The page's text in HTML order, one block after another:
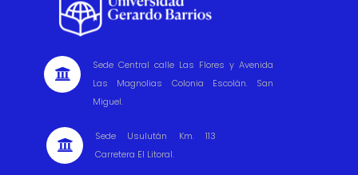

Sede Central calle Las Flores y Avenida
Las Magnolias Colonia Escolán. San
Miguel.

Sede Usulután Km. 113
Carretera El Litoral.